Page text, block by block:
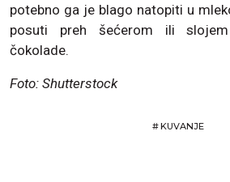
potebno ga je blago natopiti u
posuti preh šećerom ili
čokolade.
Foto: Shutterstock
#KUVANJE